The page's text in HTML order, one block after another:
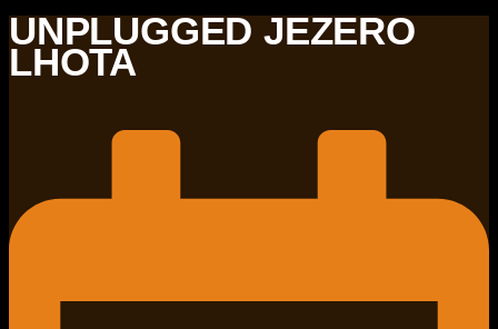
UNPLUGGED JEZERO
LHOTA